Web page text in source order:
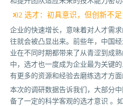
02 选才：初具意识，但创新不足
企业的快速增长，意味着对人才需
往就会被凸显出来。前些年，中国
业在不同时期都带来了从青涩到成
中，选才也一度成为企业最为关键
有更多的资源和经验去磨练选才方面
本次的调研数据告诉我们，大部分
备了一定的科学客观的选才意识 。